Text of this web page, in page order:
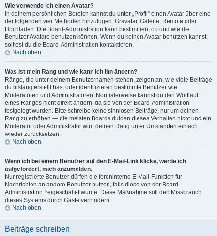
Wie verwende ich einen Avatar?
In deinem persönlichen Bereich kannst du unter „Profil“ einen Avatar über eine
der folgenden vier Methoden hinzufügen: Gravatar, Galerie, Remote oder
Hochladen. Die Board-Administration kann bestimmen, ob und wie die
Benutzer Avatare benutzen können. Wenn du keinen Avatar benutzen kannst,
solltest du die Board-Administration kontaktieren.
Nach oben
Was ist mein Rang und wie kann ich ihn ändern?
Ränge, die unter deinem Benutzernamen stehen, zeigen an, wie viele Beiträge
du bislang erstellt hast oder identifizieren bestimmte Benutzer wie
Moderatoren und Administratoren. Normalerweise kannst du den Wortlaut
eines Ranges nicht direkt ändern, da sie von der Board-Administration
festgelegt wurden. Bitte schreibe keine sinnlosen Beiträge, nur um deinen
Rang zu erhöhen — die meisten Boards dulden dieses Verhalten nicht und ein
Moderator oder Administrator wird deinen Rang unter Umständen einfach
wieder zurücksetzen.
Nach oben
Wenn ich bei einem Benutzer auf den E-Mail-Link klicke, werde ich
aufgefordert, mich anzumelden.
Nur registrierte Benutzer dürfen die foreninterne E-Mail-Funktion für
Nachrichten an andere Benutzer nutzen, falls diese von der Board-
Administration freigeschaltet wurde. Diese Maßnahme soll den Missbrauch
dieses Systems durch Gäste verhindern.
Nach oben
Beiträge schreiben